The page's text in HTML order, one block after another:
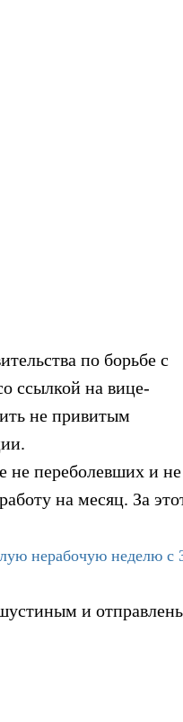
по борьбе с
ссылкой на вице-
не привитым
не переболевших и не
на месяц. За
нерабочую неделю с
и